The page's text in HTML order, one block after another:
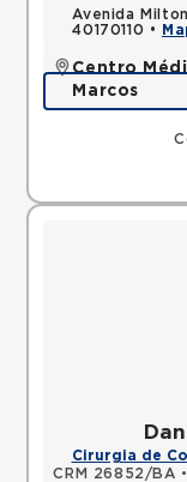
Avenida
40170110 •
Centro
Marcos
Avenida Sao
Cirurgia de
CRM 26852/BA •